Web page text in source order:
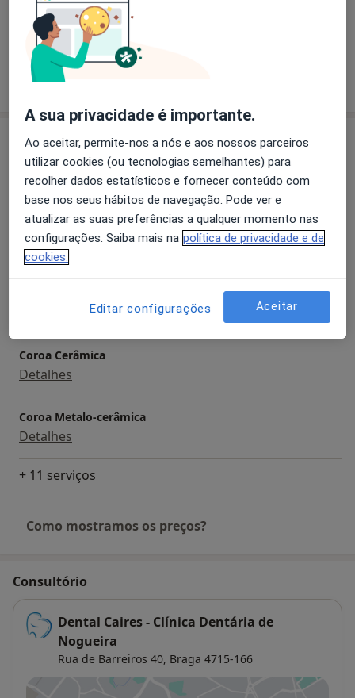
Adultos
Crianças
Serviços e preços
Aparelho Fixo
Detalhes
Branqueamento Dentário
Detalhes
Cirurgia De Osteoma Odontoma E Outros Tumores
Coroa Cerâmica
Detalhes
Coroa Metalo-cerâmica
Detalhes
+ 11 serviços
Como mostramos os preços?
Consultório
Dental Caires - Clínica Dentária de
Nogueira
Rua de Barreiros 40, Braga 4715-166
A sua privacidade é importante.
Ao aceitar, permite-nos a nós e aos nossos parceiros
utilizar cookies (ou tecnologias semelhantes) para
recolher dados estatísticos e fornecer conteúdo com
base nos seus hábitos de navegação. Pode ver e
atualizar as suas preferências a qualquer momento nas
configurações. Saiba mais na política de privacidade e de
cookies.
Editar configurações Aceitar